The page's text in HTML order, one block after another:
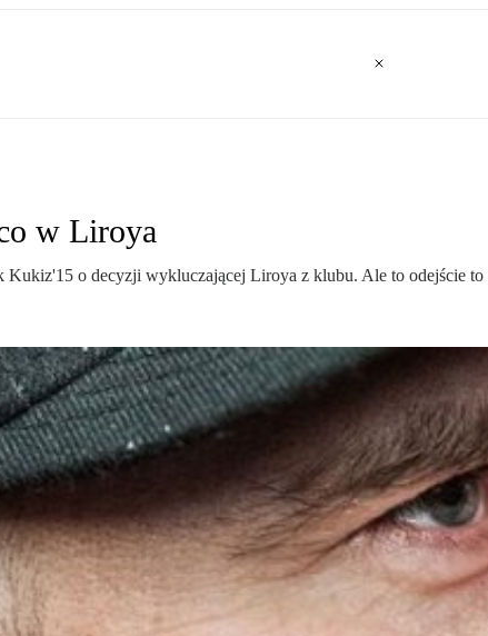
w Liroya
o decyzji wykluczającej Liroya z klubu. Ale to odejście